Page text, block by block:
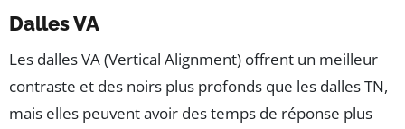
Dalles VA
Les dalles VA (Vertical Alignment) offrent un meilleur
contraste et des noirs plus profonds que les dalles TN,
mais elles peuvent avoir des temps de réponse plus